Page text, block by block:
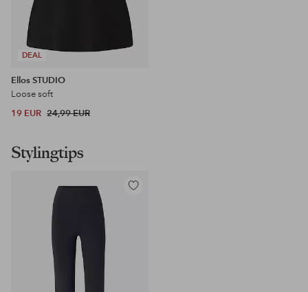
DEAL
Ellos STUDIO
Loose soft
19 EUR 24,99 EUR
Stylingtips
Toevoegen